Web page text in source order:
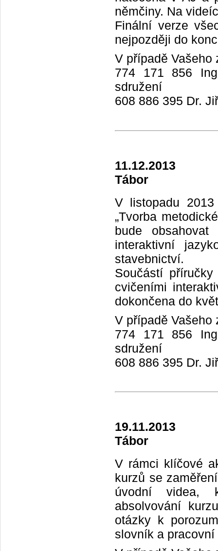
němčiny. Na
Finální verze
nejpozději do
V případě Vašeho
774 171 856
sdružení
608 886 395 Dr.
11.12.2013
Tábor
V listopadu
„Tvorba
bude
interaktivní
stavebnictví.
Součástí
cvičeními
dokončena do
V případě Vašeho
774 171 856
sdružení
608 886 395 Dr.
19.11.2013
Tábor
V rámci klíčové
kurzů se
úvodní videa,
absolvování
otázky k
slovník a pracovní